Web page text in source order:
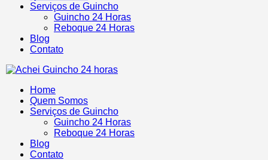
Serviços de Guincho
Guincho 24 Horas
Reboque 24 Horas
Blog
Contato
Home
Quem Somos
Serviços de Guincho
Guincho 24 Horas
Reboque 24 Horas
Blog
Contato